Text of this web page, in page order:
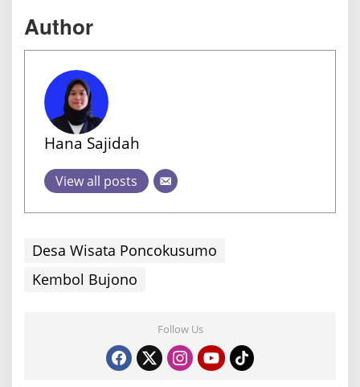
Author
Hana Sajidah
View all posts
Desa Wisata Poncokusumo
Kembol Bujono
Follow Us